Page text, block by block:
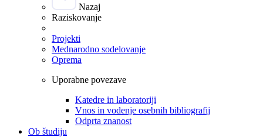
Nazaj
Raziskovanje
Projekti
Mednarodno sodelovanje
Oprema
Uporabne povezave
Katedre in laboratoriji
Vnos in vodenje osebnih bibliografij
Odprta znanost
Ob študiju